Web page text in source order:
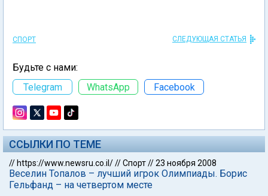
СПОРТ СЛЕДУЮЩАЯ СТАТЬЯ
Будьте с нами:
Telegram
WhatsApp Facebook
ССЫЛКИ ПО ТЕМЕ
// https://www.newsru.co.il///Спорт//23 ноября 2008
Веселин Топалов – лучший игрок Олимпиады. Борис
Гельфанд – на четвертом месте